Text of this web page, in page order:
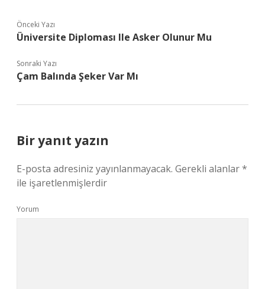
Önceki Yazı
Üniversite Diploması Ile Asker Olunur Mu
Sonraki Yazı
Çam Balında Şeker Var Mı
Bir yanıt yazın
E-posta adresiniz yayınlanmayacak. Gerekli alanlar*
ile işaretlenmişlerdir
Yorum